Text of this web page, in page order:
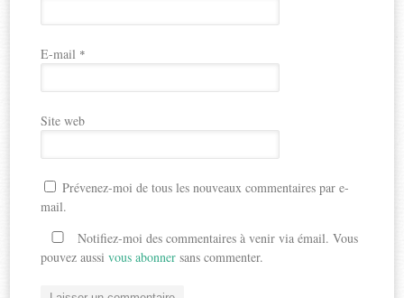
E-mail *
Site web
Prévenez-moi de tous les nouveaux commentaires par e-
mail.
Notifiez-moi des commentaires à venir via émail. Vous
pouvez aussivous abonner sans commenter.